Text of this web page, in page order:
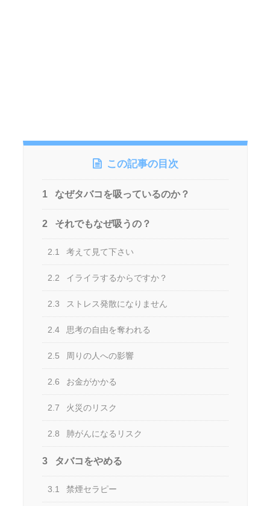
この記事の目次
1 なぜタバコを吸っているのか？
2 それでもなぜ吸うの？
2.1 考えて見て下さい
2.2 イライラするからですか？
2.3 ストレス発散になりません
2.4 思考の自由を奪われる
2.5 周りの人への影響
2.6 お金がかかる
2.7 火災のリスク
2.8 肺がんになるリスク
3 タバコをやめる
3.1 禁煙セラピー